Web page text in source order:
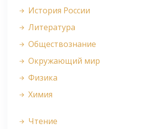
История России
Литература
Обществознание
Окружающий мир
Физика
Химия
Чтение